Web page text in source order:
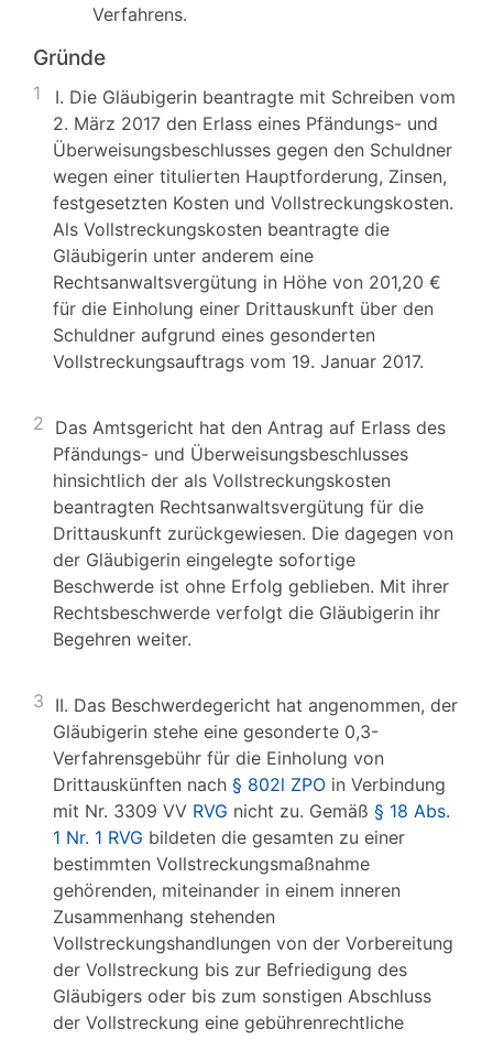
Verfahrens.
Gründe
1
I. Die Gläubigerin beantragte mit Schreiben vom
2. März 2017 den Erlass eines Pfändungs- und
Überweisungsbeschlusses gegen den Schuldner
wegen einer titulierten Hauptforderung, Zinsen,
festgesetzten Kosten und Vollstreckungskosten.
Als Vollstreckungskosten beantragte die
Gläubigerin unter anderem eine
Rechtsanwaltsvergütung in Höhe von 201,20 €
für die Einholung einer Drittauskunft über den
Schuldner aufgrund eines gesonderten
Vollstreckungsauftrags vom 19. Januar 2017.
2 Das Amtsgericht hat den Antrag auf Erlass des
Pfändungs- und Überweisungsbeschlusses
hinsichtlich der als Vollstreckungskosten
beantragten Rechtsanwaltsvergütung für die
Drittauskunft zurückgewiesen. Die dagegen von
der Gläubigerin eingelegte sofortige
Beschwerde ist ohne Erfolg geblieben. Mit ihrer
Rechtsbeschwerde verfolgt die Gläubigerin ihr
Begehren weiter.
3 II. Das Beschwerdegericht hat angenommen, der
Gläubigerin stehe eine gesonderte 0,3-
Verfahrensgebühr für die Einholung von
Drittauskünften nach § 802l ZPO in Verbindung
mit Nr. 3309 VV RVG nicht zu. Gemäß § 18 Abs.
1 Nr. 1 RVG bildeten die gesamten zu einer
bestimmten Vollstreckungsmaßnahme
gehörenden, miteinander in einem inneren
Zusammenhang stehenden
Vollstreckungshandlungen von der Vorbereitung
der Vollstreckung bis zur Befriedigung des
Gläubigers oder bis zum sonstigen Abschluss
der Vollstreckung eine gebührenrechtliche